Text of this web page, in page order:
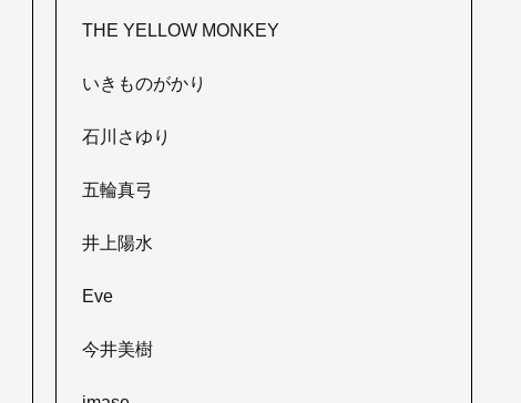
THE YELLOW MONKEY
いきものがかり
石川さゆり
五輪真弓
井上陽水
Eve
今井美樹